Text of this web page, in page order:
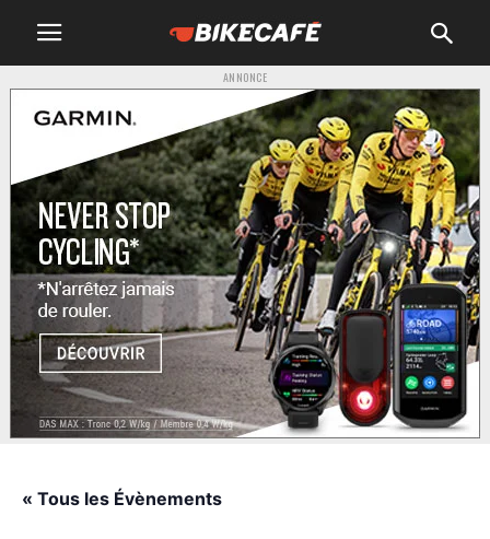
ANNONCE
« Tous les Évènements